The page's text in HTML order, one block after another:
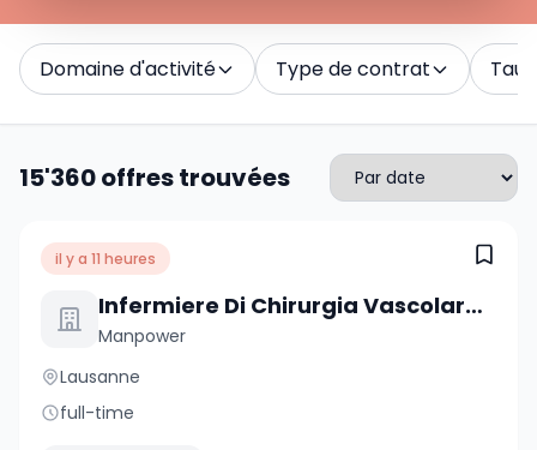
Domaine d'activité Type de contrat
15'360 offres trouvées
il y a 11 heures
Infermiere Di Chirurgia Vascolare E Cardiaca
Manpower
Lausanne
full-time